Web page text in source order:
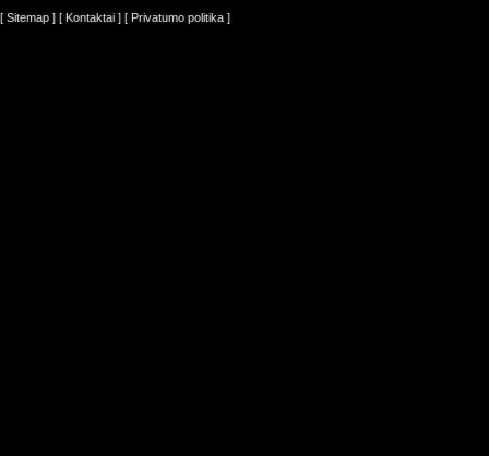
[ Sitemap ] [ Kontaktai ] [ Privatumo politika ]